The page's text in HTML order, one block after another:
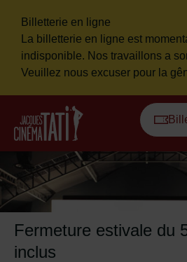
Flash info
Billetterie en ligne
La billetterie en ligne est
indisponible. Nos travaillons a
Veuillez nous excuser pour la
Retour à
Fermeture estivale du
inclus